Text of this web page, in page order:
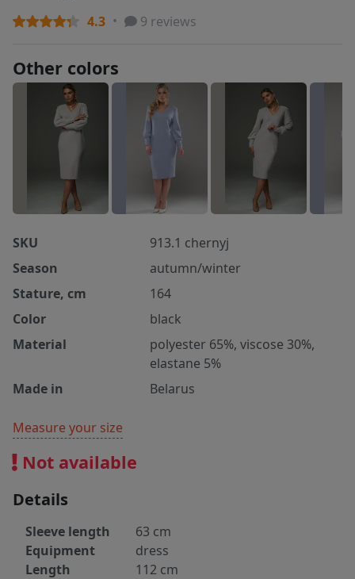
4.3 9 reviews
Other colors
SKU
913.1 chernyj
Season
autumn/winter
Stature, cm
164
Color
black
Material
polyester 65%, viscose 30%,
elastane 5%
Made in
Belarus
Measure your size
Not available
Details
Sleeve length
63 cm
Equipment
dress
Length
112 cm